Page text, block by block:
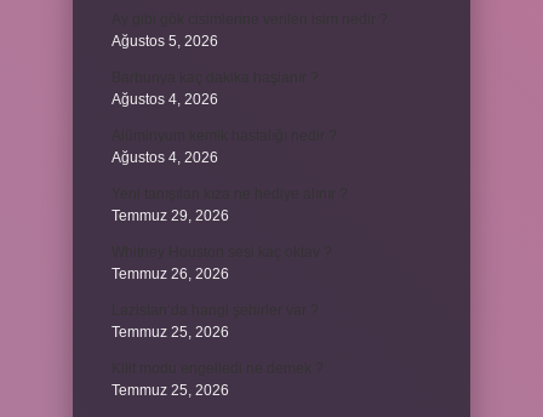
Ağustos 5, 2026
Ağustos 4, 2026
Ağustos 4, 2026
Temmuz 29, 2026
Temmuz 26, 2026
Temmuz 25, 2026
Temmuz 25, 2026